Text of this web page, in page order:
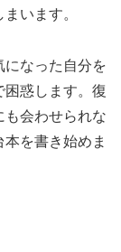
います。
になった自分を
困惑します。復
も会わせられな
を書き始めま